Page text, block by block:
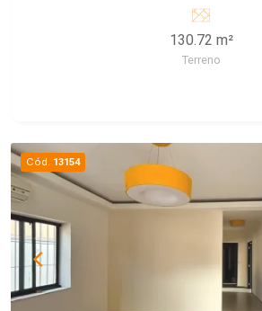
130.72 m²
Terreno
Cód. 13154